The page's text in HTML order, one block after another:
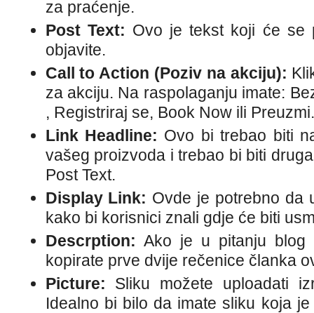
za praćenje.
Post Text: Ovo je tekst koji će se
objavite.
Call to Action (Poziv na akciju):
za akciju. Na raspolaganju imate:
, Registriraj se, Book Now ili Preuzmi.
Link Headline: Ovo bi trebao biti
vašeg proizvoda i trebao bi biti
Post Text.
Display Link: Ovde je potrebno da
kako bi korisnici znali gdje će biti
Descrption: Ako je u pitanju
kopirate prve dvije rečenice članka
Picture: Sliku možete uploadati
Idealno bi bilo da imate sliku koja